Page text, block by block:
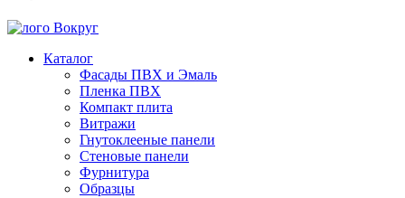
Каталог
Фасады ПВХ и Эмаль
Пленка ПВХ
Компакт плита
Витражи
Гнутоклееные панели
Стеновые панели
Фурнитура
Образцы